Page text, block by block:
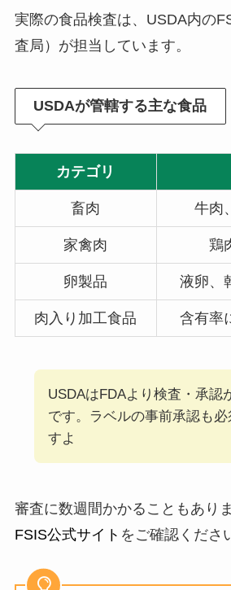
実際の食品検査は、USDA内の
査局）が担当しています。
USDAが管轄する主な食品
カテゴリ
畜肉 牛肉
家禽肉 鶏
卵製品 液卵、
肉入り加工食品 含有率
USDAはFDAより検査・承認
です。ラベルの事前承認も必
すよ
審査に数週間かかることもあり
FSIS公式サイト をご確認くださ